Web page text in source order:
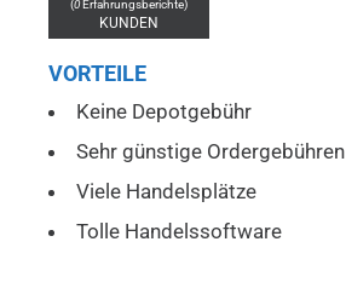
(0Erfahrungsberichte)
KUNDEN
VORTEILE
Keine Depotgebühr
Sehr günstige Ordergebühren
Viele Handelsplätze
Tolle Handelssoftware